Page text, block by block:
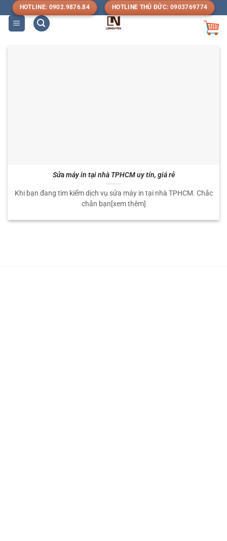
qua
nội
HOTLINE: 0902.9876.84 HOTLINE THỦ ĐỨC: 0903769774
Sửa máy in tại nhà TPHCM uy tín, giá rẻ
Khi bạn đang tìm kiếm dịch vụ sửa máy in tại nhà TPHCM. Chắc
chắn bạn[xem thêm]